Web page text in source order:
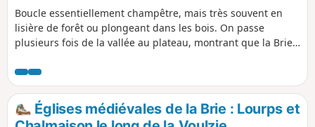
Boucle essentiellement champêtre, mais très souvent en
lisière de forêt ou plongeant dans les bois. On passe
plusieurs fois de la vallée au plateau, montrant que la Brie
de vue très ouverts, y compris au loin sur la ville haute de
Provins. La sortie peut être l'occasion de visiter Le "Musée
du chemin de fer vivant" et la "Rotonde ferroviaire de
Longueville"
Églises médiévales de la Brie : Lourps et